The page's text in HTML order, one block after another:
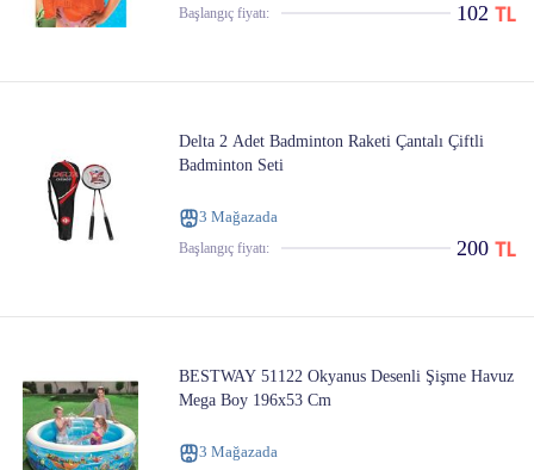
Başlangıç ​​fiyatı: 102
Delta 2 Adet Badminton Raketi Çantalı Çiftli
Badminton Seti
3 Mağazada
Başlangıç ​​fiyatı: 200
BESTWAY 51122 Okyanus Desenli Şişme Havuz
Mega Boy 196x53 Cm
3 Mağazada